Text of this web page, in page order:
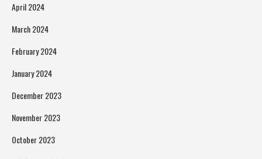
April 2024
March 2024
February 2024
January 2024
December 2023
November 2023
October 2023